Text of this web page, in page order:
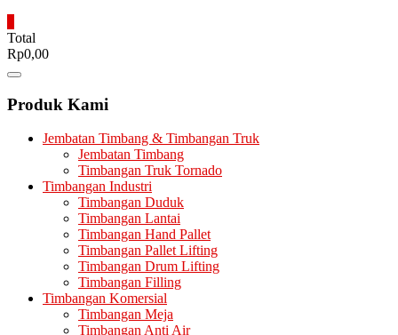
Total
Rp0,00
Catalog
Produk Kami
Jembatan Timbang & Timbangan Truk
Jembatan Timbang
Timbangan Truk Tornado
Timbangan Industri
Timbangan Duduk
Timbangan Lantai
Timbangan Hand Pallet
Timbangan Pallet Lifting
Timbangan Drum Lifting
Timbangan Filling
Timbangan Komersial
Timbangan Meja
Timbangan Anti Air